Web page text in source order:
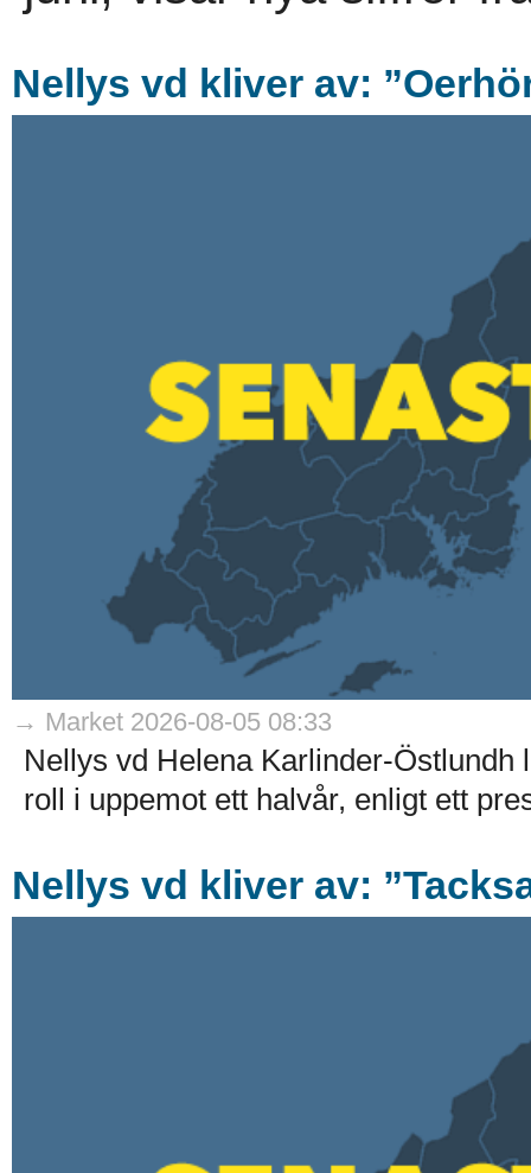
Nellys vd kliver av:
→ Market 2026-08-05 08:33
Nellys vd Helena Karlinder-
roll i uppemot ett halvår, enligt ett
Nellys vd kliver av: